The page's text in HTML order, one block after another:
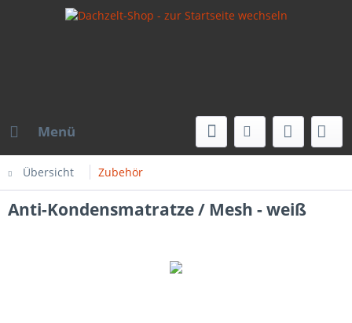
Menü
Übersicht Zubehör
Anti-Kondensmatratze / Mesh - weiß